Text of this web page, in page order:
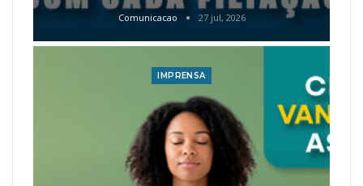
Comunicacao 27 jul, 2026
IMPRENSA